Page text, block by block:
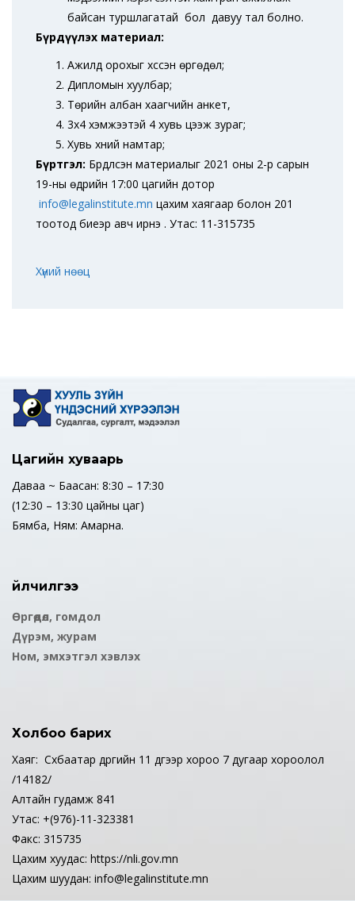
байсан туршлагатай бол давуу тал болно.
Бүрдүүлэх материал:
Ажилд орохыг хүссэн өргөдөл;
Дипломын хуулбар;
Төрийн албан хаагчийн анкет,
3х4 хэмжээтэй 4 хувь цээж зураг;
Хувь хүний намтар;
Бүртгэл: Бүрдүүлсэн материалыг 2021 оны 2-р сарын
19-ны өдрийн 17:00 цагийн дотор
info@legalinstitute.mn цахим хаягаар болон 201
тоотод биеэр авч ирнэ үү. Утас: 11-315735
Хүний нөөц
Цагийн хуваарь
Даваа ~ Баасан: 8:30 – 17:30
(12:30 – 13:30 цайны цаг)
Бямба, Ням: Амарна.
Үйлчилгээ
Өргөдөл, гомдол
Дүрэм, журам
Ном, эмхэтгэл хэвлэх
Холбоо барих
Хаяг: Сүхбаатар дүүргийн 11 дүгээр хороо 7 дугаар хороолол
/14182/
Алтайн гудамж 841
Утас: +(976)-11-323381
Факс: 315735
Цахим хуудас: https://nli.gov.mn
Цахим шуудан: info@legalinstitute.mn